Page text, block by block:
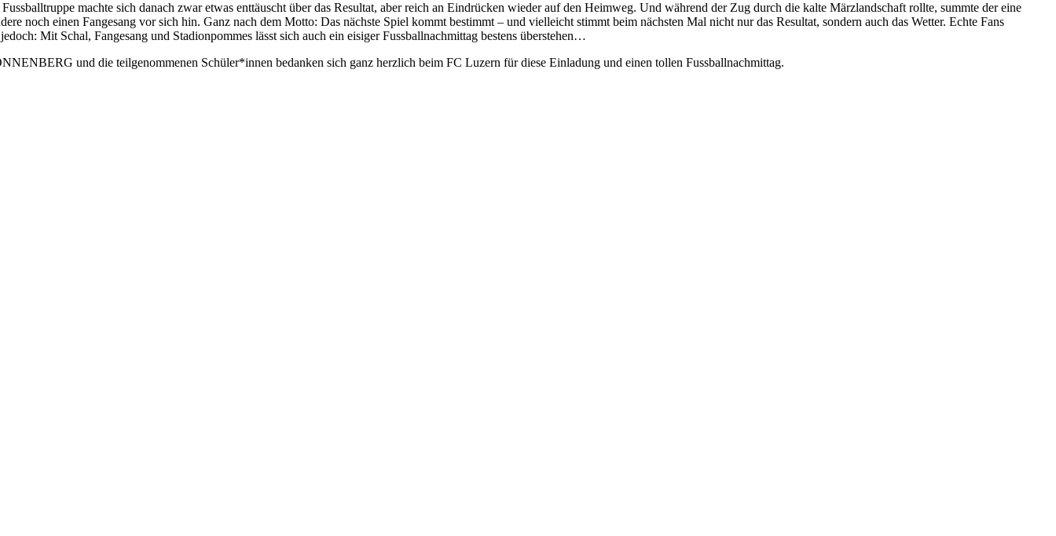
Fussballtruppe machte sich danach zwar etwas enttäuscht über das Resultat, aber reich an Eindrücken wieder auf den Heimweg. Und während der Zug durch die kalte Märzlandschaft rollte, summte der eine
noch einen Fangesang vor sich hin. Ganz nach dem Motto: Das nächste Spiel kommt bestimmt – und vielleicht stimmt beim nächsten Mal nicht nur das Resultat, sondern auch das Wetter. Echte Fans
Mit Schal, Fangesang und Stadionpommes lässt sich auch ein eisiger Fussballnachmittag bestens überstehen…
und die teilgenommenen Schüler*innen bedanken sich ganz herzlich beim FC Luzern für diese Einladung und einen tollen Fussballnachmittag.